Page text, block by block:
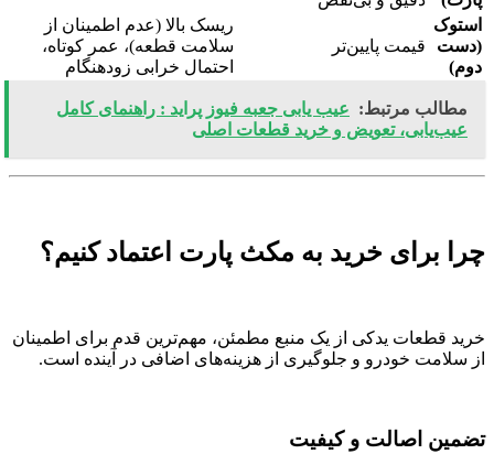
استوک
(دست
دوم)
قیمت پایین‌تر
ریسک بالا (عدم اطمینان از
سلامت قطعه)، عمر کوتاه،
احتمال خرابی زودهنگام
مطالب مرتبط: عیب یابی جعبه فیوز پراید : راهنمای کامل
عیب‌یابی، تعویض و خرید قطعات اصلی
چرا برای خرید به مکث پارت اعتماد کنیم؟
خرید قطعات یدکی از یک منبع مطمئن، مهم‌ترین قدم برای اطمینان
از سلامت خودرو و جلوگیری از هزینه‌های اضافی در آینده است.
تضمین اصالت و کیفیت